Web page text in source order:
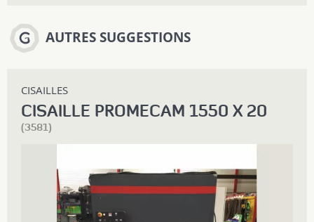
AUTRES SUGGESTIONS
CISAILLES
CISAILLE PROMECAM 1550 X 20
(3581)